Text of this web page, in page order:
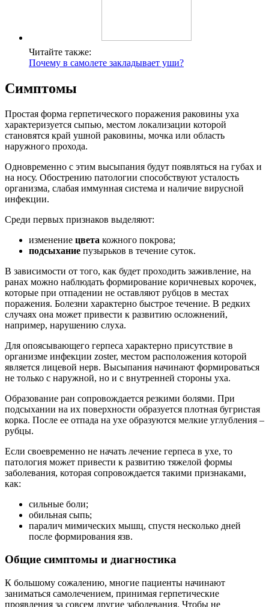
Читайте также:
Почему в самолете закладывает уши?
Симптомы
Простая форма герпетического поражения раковины уха
характеризуется сыпью, местом локализации которой
становятся край ушной раковины, мочка или область
наружного прохода.
Одновременно с этим высыпания будут появляться на губах и
на носу. Обострению патологии способствуют усталость
организма, слабая иммунная система и наличие вирусной
инфекции.
Среди первых признаков выделяют:
изменение цвета кожного покрова;
подсыхание пузырьков в течение суток.
В зависимости от того, как будет проходить заживление, на
ранах можно наблюдать формирование коричневых корочек,
которые при отпадении не оставляют рубцов в местах
поражения. Болезни характерно быстрое течение. В редких
случаях она может привести к развитию осложнений,
например, нарушению слуха.
Для опоясывающего герпеса характерно присутствие в
организме инфекции zoster, местом расположения которой
является лицевой нерв. Высыпания начинают формироваться
не только с наружной, но и с внутренней стороны уха.
Образование ран сопровождается резкими болями. При
подсыхании на их поверхности образуется плотная бугристая
корка. После ее отпада на ухе образуются мелкие углубления –
рубцы.
Если своевременно не начать лечение герпеса в ухе, то
патология может привести к развитию тяжелой формы
заболевания, которая сопровождается такими признаками,
как:
сильные боли;
обильная сыпь;
паралич мимических мышц, спустя несколько дней
после формирования язв.
Общие симптомы и диагностика
К большому сожалению, многие пациенты начинают
заниматься самолечением, принимая герпетические
проявления за совсем другие заболевания. Чтобы не